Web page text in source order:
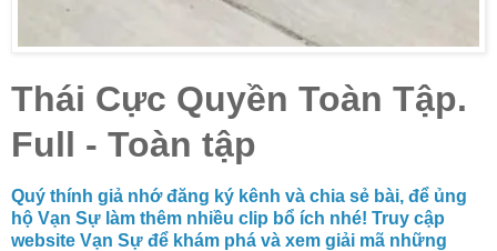
Thái Cực Quyền Toàn Tập.
Full - Toàn tập
Quý thính giả nhớ đăng ký kênh và chia sẻ bài, để ủng
hộ Vạn Sự làm thêm nhiều clip bổ ích nhé! Truy cập
website Vạn Sự để khám phá và xem giải mã những